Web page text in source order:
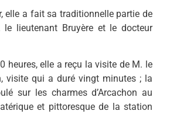
elle a fait sa traditionnelle partie de
lieutenant Bruyère et le docteur
heures, elle a reçu la visite de M. le
visite qui a duré vingt minutes ; la
sur les charmes d’Arcachon au
et pittoresque de la station